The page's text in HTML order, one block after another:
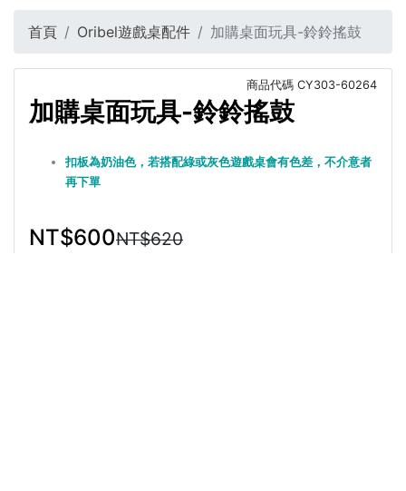
首頁 Oribel遊戲桌配件 加購桌面玩具-鈴鈴搖鼓
商品代碼 CY303-60264
加購桌面玩具-鈴鈴搖鼓
扣板為奶油色，若搭配綠或灰色遊戲桌會有色差，不介意者
再下單
NT$600NT$620